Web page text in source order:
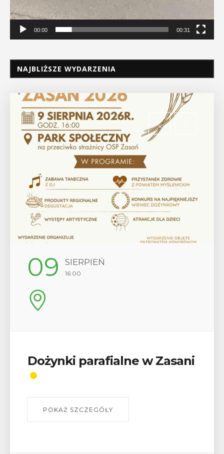
00:00 00:31
NAJBLIŻSZE WYDARZENIA
12 SIERPIEŃ
17:00
Wykład „Jak zdobyć
odznaki na myślenickich
W środę 12 sierpnia o godz. 17 w Miejskiej